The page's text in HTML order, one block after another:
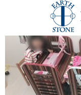
《ﾃﾞｽｸ-11-①》ｷｯｽﾞ